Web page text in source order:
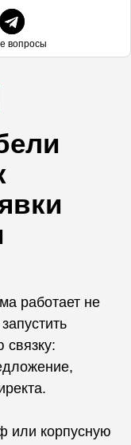
вопросы
работает не
связку:
или корпусную